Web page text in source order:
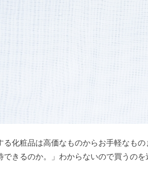
る化粧品は高価なものからお手軽なも
できるのか。」わからないので買うの